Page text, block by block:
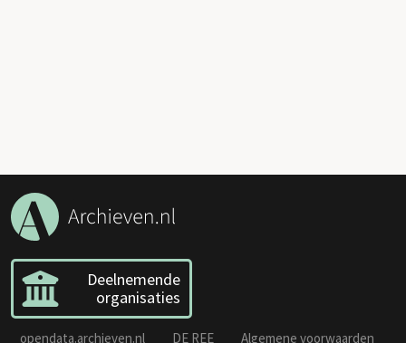
Deelnemende
organisaties
opendata.archieven.nl DE REE Algemene voorwaarden